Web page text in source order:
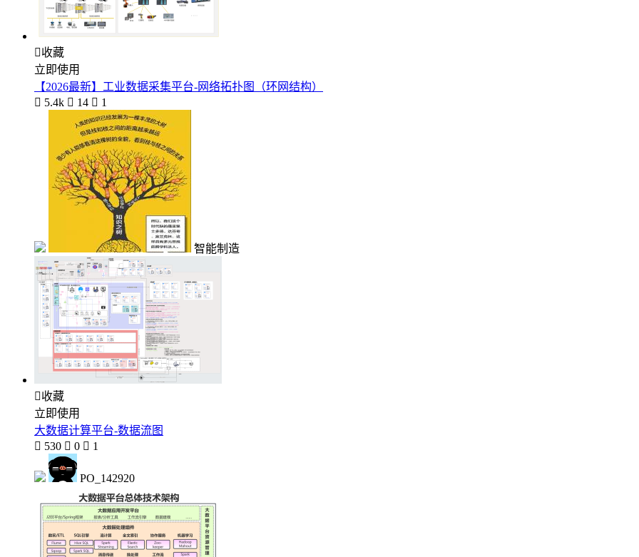
收藏
立即使用
【2026最新】工业数据采集平台-网络拓扑图（环网结构）
 5.4k  14  1
智能制造
收藏
立即使用
大数据计算平台-数据流图
 530  0  1
PO_142920